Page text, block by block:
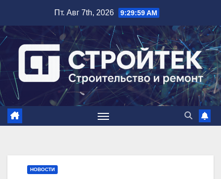
содержимому
Пт. Авг 7th, 2026 9:30:00 AM
НОВОСТИ